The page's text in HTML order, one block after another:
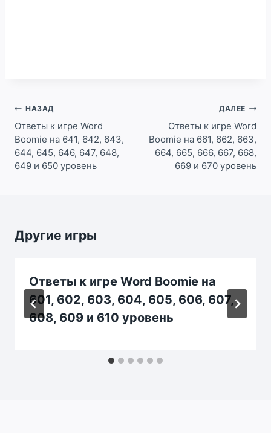
Навигация
по
записям
НАЗАД
Ответы к игре Word
Boomie на 641, 642, 643,
644, 645, 646, 647, 648,
649 и 650 уровень
ДАЛЕЕ
Ответы к игре Word
Boomie на 661, 662, 663,
664, 665, 666, 667, 668,
669 и 670 уровень
Другие игры
Ответы к игре Word Boomie на
601, 602, 603, 604, 605, 606, 607,
608, 609 и 610 уровень